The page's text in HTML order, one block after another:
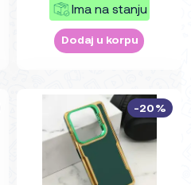
Ima na stanju
Dodaj u korpu
-20%